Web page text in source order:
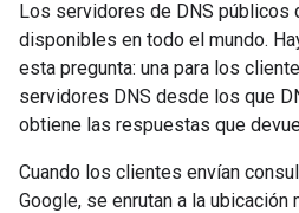
Los servidores de DNS públicos
disponibles en todo el mundo.
esta pregunta: una para los
servidores DNS desde los que
obtiene las respuestas que
Cuando los clientes envían
Google, se enrutan a la ubicación